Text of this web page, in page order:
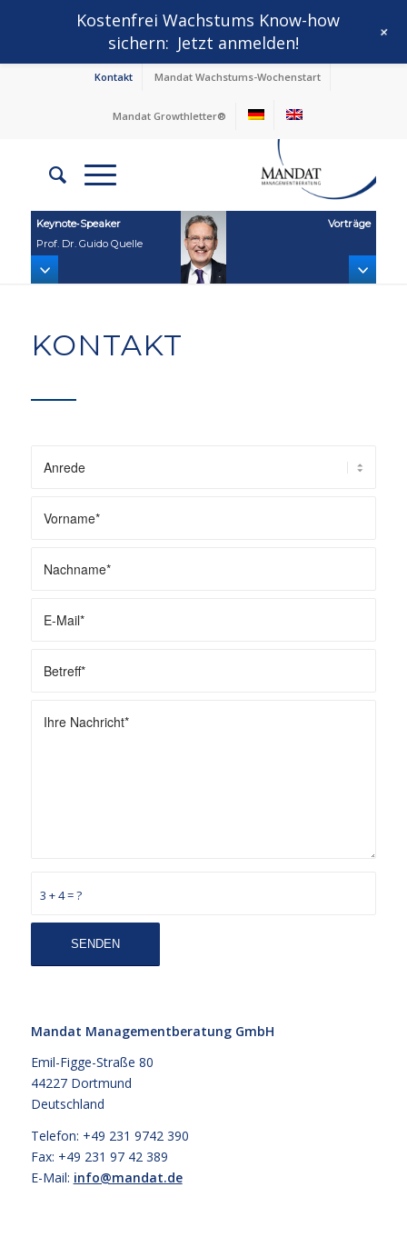
Kontakt Mandat Wachstums-Wochenstart
Mandat Growthletter®
Keynote‑Speaker
Prof. Dr. Guido Quelle
Vorträge
KONTAKT
3 + 4 = ?
Mandat Managementberatung GmbH
Emil-Figge-Straße 80
44227 Dortmund
Deutschland
Telefon: +49 231 9742 390
Fax: +49 231 97 42 389
E-Mail: info@mandat.de
Kostenfrei Wachstums Know-how
sichern: Jetzt anmelden! +